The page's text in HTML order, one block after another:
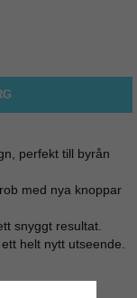
perfekt till byrån
med nya knoppar
snyggt resultat.
helt nytt utseende.